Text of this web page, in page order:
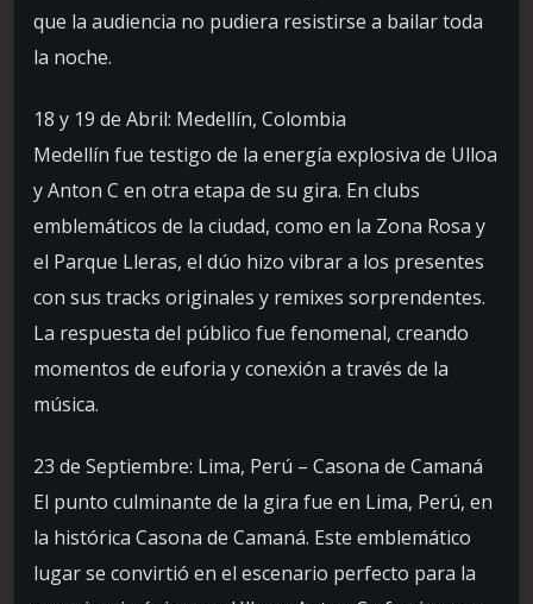
que la audiencia no pudiera resistirse a bailar toda
la noche.
18 y 19 de Abril: Medellín, Colombia
Medellín fue testigo de la energía explosiva de Ulloa
y Anton C en otra etapa de su gira. En clubs
emblemáticos de la ciudad, como en la Zona Rosa y
el Parque Lleras, el dúo hizo vibrar a los presentes
con sus tracks originales y remixes sorprendentes.
La respuesta del público fue fenomenal, creando
momentos de euforia y conexión a través de la
música.
23 de Septiembre: Lima, Perú – Casona de Camaná
El punto culminante de la gira fue en Lima, Perú, en
la histórica Casona de Camaná. Este emblemático
lugar se convirtió en el escenario perfecto para la